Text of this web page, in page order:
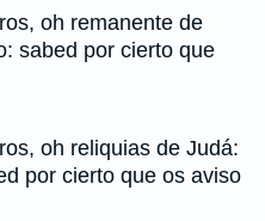
oh remanente de
sabed por cierto que
oh reliquias de Judá:
por cierto que os aviso